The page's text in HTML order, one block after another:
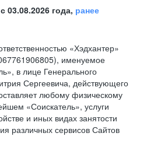
03.08.2026 года, ранее
«Хэдхантер»
именуемое
в лице Генерального
Сергеевича, действующего
любому физическому
«Соискатель», услуги
и иных видах занятости
различных сервисов Сайтов